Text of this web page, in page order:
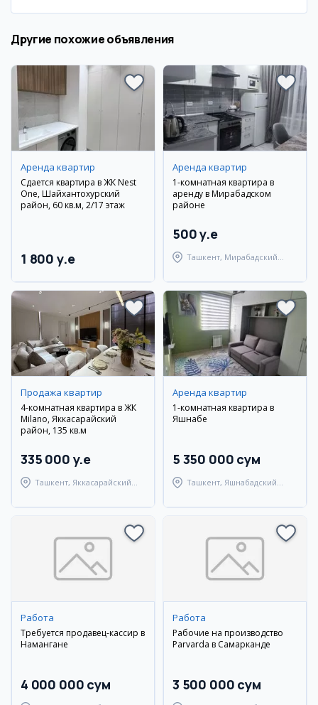
Другие похожие объявления
Аренда квартир
Сдается квартира в ЖК Nest
One, Шайхантохурский
район, 60 кв.м, 2/17 этаж
1 800 y.e
Аренда квартир
1-комнатная квартира в
аренду в Мирабадском
районе
500 y.e
Ташкент, Мирабадский
Продажа квартир
4-комнатная квартира в ЖК
Milano, Яккасарайский
район, 135 кв.м
335 000 y.e
Ташкент, Яккасарайский
Аренда квартир
1-комнатная квартира в
Яшнабе
5 350 000 сум
Ташкент, Яшнабадский
Работа
Требуется продавец-кассир в
Намангане
4 000 000 сум
Работа
Рабочие на производство
Parvarda в Самарканде
3 500 000 сум